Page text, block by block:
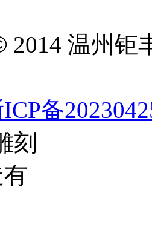
2014 温州钜
备